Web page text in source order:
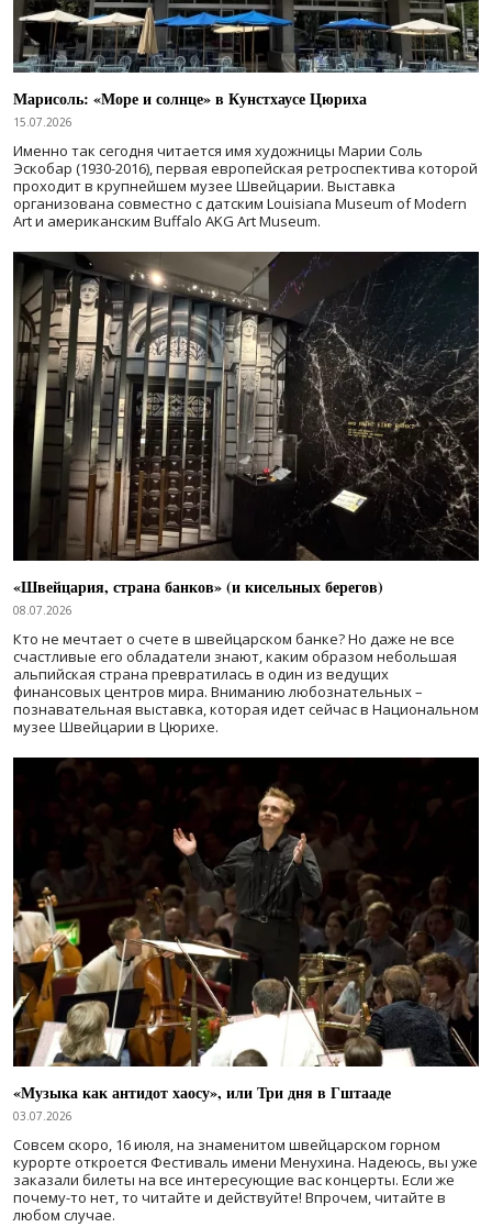
Марисоль: «Море и солнце» в Кунстхаусе Цюриха
15.07.2026
Именно так сегодня читается имя художницы Марии Соль
Эскобар (1930-2016), первая европейская ретроспектива которой
проходит в крупнейшем музее Швейцарии. Выставка
организована совместно с датским Louisiana Museum of Modern
Art и американским Buffalo AKG Art Museum.
«Швейцария, страна банков» (и кисельных берегов)
08.07.2026
Кто не мечтает о счете в швейцарском банке? Но даже не все
счастливые его обладатели знают, каким образом небольшая
альпийская страна превратилась в один из ведущих
финансовых центров мира. Вниманию любознательных –
познавательная выставка, которая идет сейчас в Национальном
музее Швейцарии в Цюрихе.
«Музыка как антидот хаосу», или Три дня в Гштааде
03.07.2026
Совсем скоро, 16 июля, на знаменитом швейцарском горном
курорте откроется Фестиваль имени Менухина. Надеюсь, вы уже
заказали билеты на все интересующие вас концерты. Если же
почему-то нет, то читайте и действуйте! Впрочем, читайте в
любом случае.